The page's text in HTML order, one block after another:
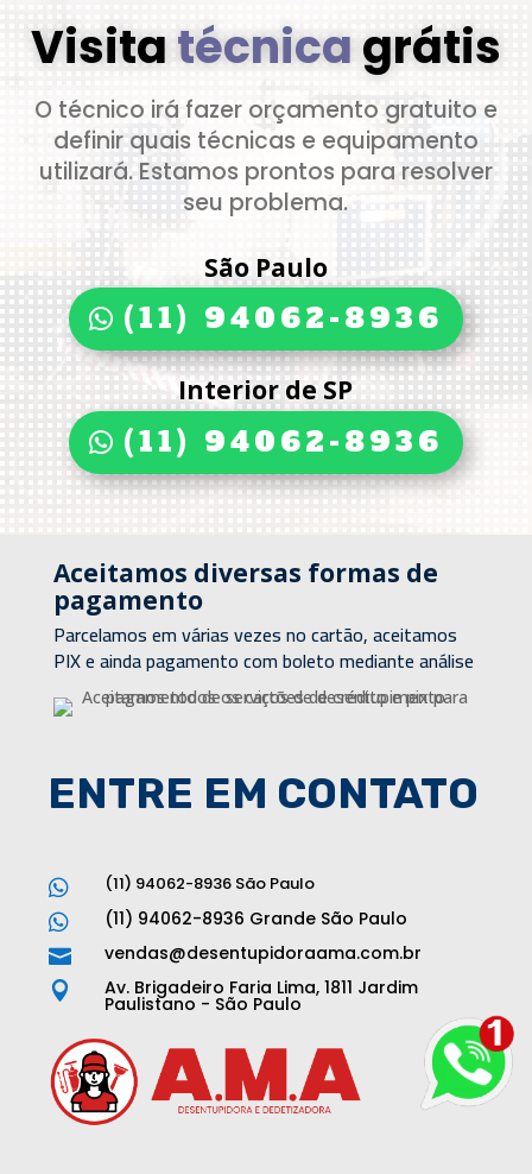
Visitatécnicagrátis
O técnico irá fazer orçamento gratuito e
definir quais técnicas e equipamento
utilizará. Estamos prontos para resolver
seu problema.
São Paulo
(11) 94062-8936
Interior de SP
(11) 94062-8936
Aceitamos diversas formas de
pagamento
Parcelamos em várias vezes no cartão, aceitamos
PIX e ainda pagamento com boleto mediante análise
ENTRE EM CONTATO

(11) 94062-8936 São Paulo

(11) 94062-8936 Grande São Paulo
 vendas@desentupidoraama.com.br
 Av. Brigadeiro Faria Lima, 1811 Jardim
Paulistano - São Paulo